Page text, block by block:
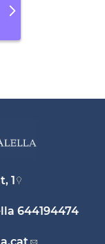
1
644194474